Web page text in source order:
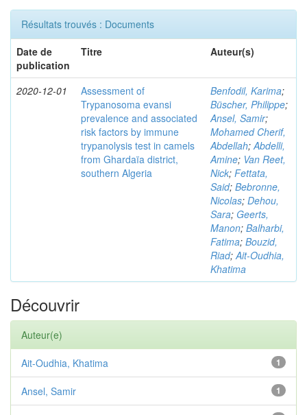
Résultats trouvés : Documents
Date de
publication
Titre Auteur(s)
2020-12-01
Assessment of
Trypanosoma evansi
prevalence and associated
risk factors by immune
trypanolysis test in camels
from Ghardaïa district,
southern Algeria
Benfodil, Karima;
Büscher, Philippe;
Ansel, Samir;
Mohamed Cherif,
Abdellah;Abdelli,
Amine; Van Reet,
Nick; Fettata,
Said; Bebronne,
Nicolas; Dehou,
Sara; Geerts,
Manon; Balharbi,
Fatima; Bouzid,
Riad;Ait-Oudhia,
Khatima
Découvrir
Auteur(e)
1
Ait-Oudhia, Khatima
1
Ansel, Samir